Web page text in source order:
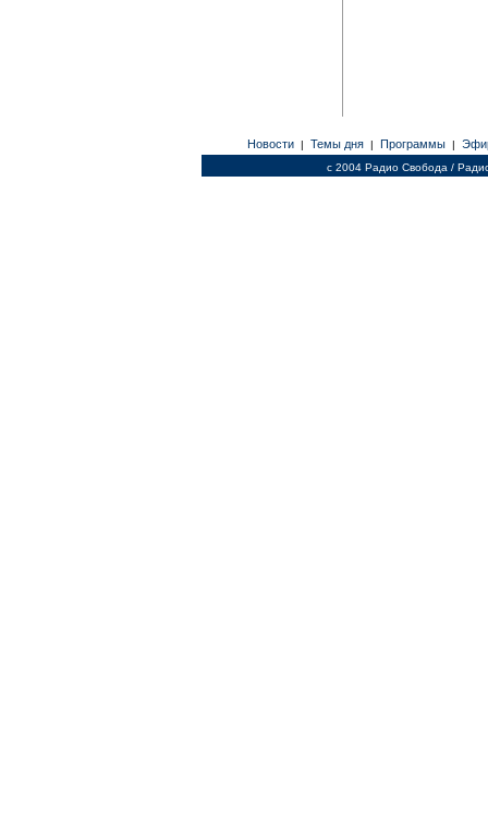
Новости | Темы дня | Программы |
c 2004 Радио Свобода /